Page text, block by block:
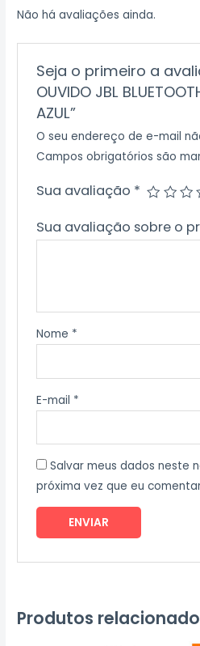
Não há avaliações ainda.
Seja o primeiro a
OUVIDO JBL
AZUL”
O seu endereço de e-mail
Campos obrigatórios são
Sua avaliação *
Sua avaliação sobre o
Nome *
E-mail *
Salvar meus dados neste
próxima vez que eu
Produtos